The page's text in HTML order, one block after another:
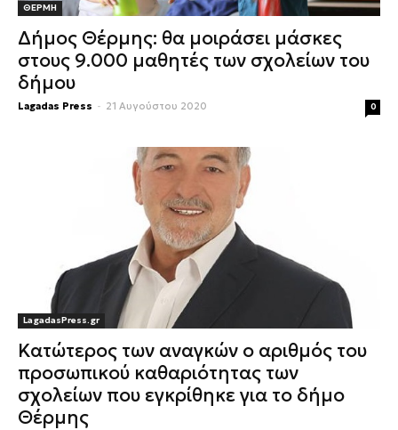
ΘΕΡΜΗ
Δήμος Θέρμης: θα μοιράσει μάσκες
στους 9.000 μαθητές των σχολείων του
δήμου
Lagadas Press - 21 Αυγούστου 2020 0
LagadasPress.gr
Κατώτερος των αναγκών ο αριθμός του
προσωπικού καθαριότητας των
σχολείων που εγκρίθηκε για το δήμο
Θέρμης